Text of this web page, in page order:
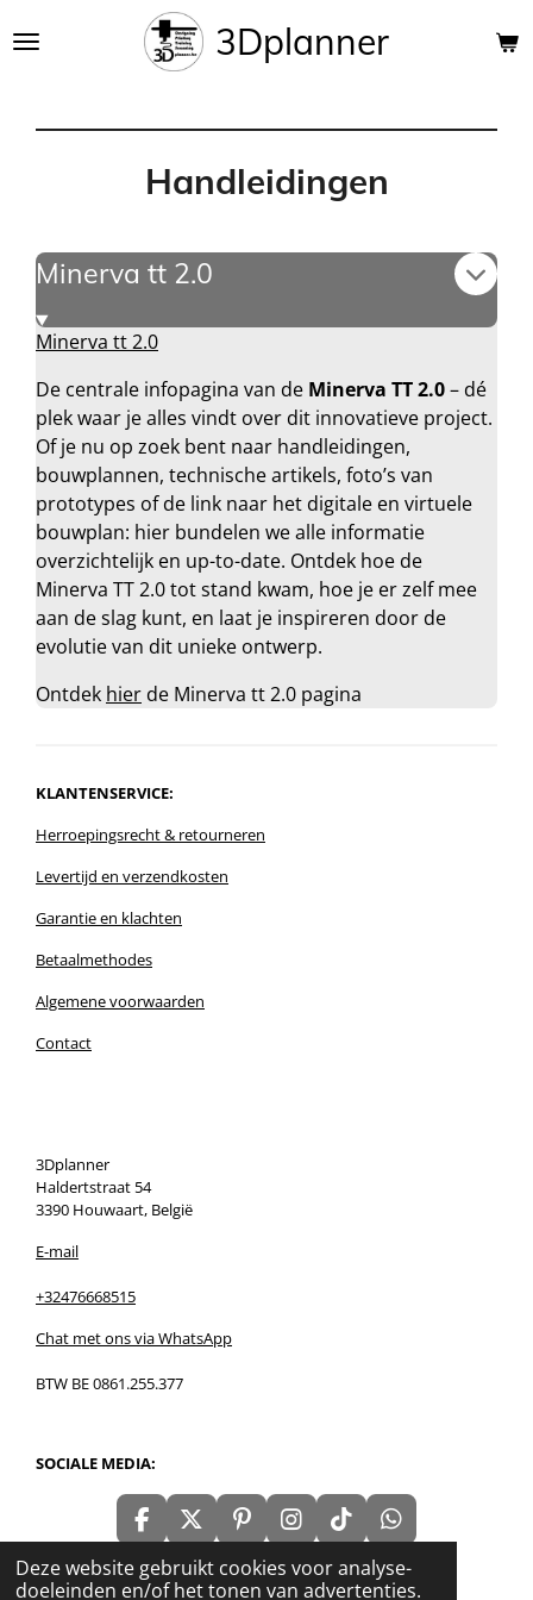
Deze website gebruikt cookies voor analyse-
doeleinden en/of het tonen van advertenties.
direct
3Dplanner
Handleidingen
Minerva tt 2.0
Minerva tt 2.0
De centrale infopagina van de Minerva TT 2.0– dé
plek waar je alles vindt over dit innovatieve project.
Of je nu op zoek bent naar handleidingen,
bouwplannen, technische artikels, foto’s van
prototypes of de link naar het digitale en virtuele
bouwplan: hier bundelen we alle informatie
overzichtelijk en up-to-date. Ontdek hoe de
Minerva TT 2.0 tot stand kwam, hoe je er zelf mee
aan de slag kunt, en laat je inspireren door de
evolutie van dit unieke ontwerp.
Ontdek hier de Minerva tt 2.0 pagina
KLANTENSERVICE:
Herroepingsrecht& retourneren
Levertijd en verzendkosten
Garantie en klachten
Betaalmethodes
Algemene voorwaarden
Contact
3Dplanner
Haldertstraat 54
3390 Houwaart, België
E-mail
+32476668515
Chat met ons via WhatsApp
BTW BE 0861.255.377
SOCIALE MEDIA:
F
a
c
X
P
i
n
I
n
s
T
i
k
W
h
a
© 2020 - 2026 3Dplanner
Powered byJouwWeb